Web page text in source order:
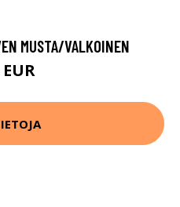
MUSTA/VALKOINEN